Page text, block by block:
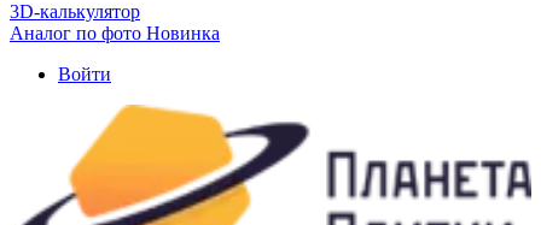
3D-калькулятор
Аналог по фото Новинка
Войти